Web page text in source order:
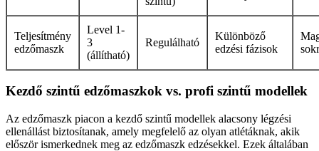
Teljesítmény
edzőmaszk
Level 1-
3
(állítható)
Regulálható
Különböző
edzési fázisok
Kezdő szintű edzőmaszkok vs. profi szintű modellek
Az edzőmaszk piacon a kezdő szintű modellek alacsony légzési
ellenállást biztosítanak, amely megfelelő az olyan atlétáknak, akik
először ismerkednek meg az edzőmaszk edzésekkel. Ezek általában